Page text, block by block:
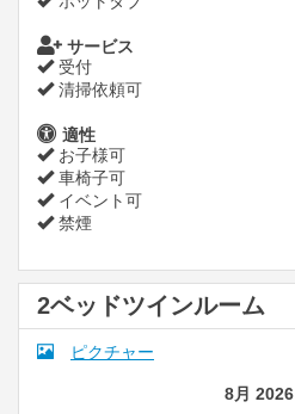
サービス
受付
清掃依頼可
適性
お子様可
車椅子可
イベント可
禁煙
2ベッドツインルーム
ピクチャー
8月 2026